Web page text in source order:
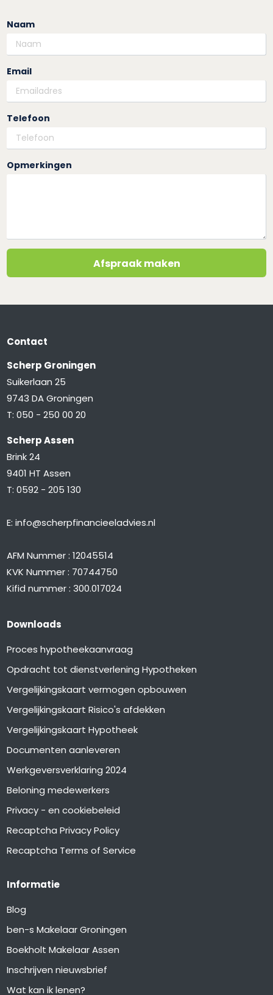
Naam
Email
Telefoon
Opmerkingen
Afspraak maken
Contact
Scherp Groningen
Suikerlaan 25
9743 DA Groningen
T:050 - 250 00 20
Scherp Assen
Brink 24
9401 HT Assen
T:0592 - 205 130
E:info@scherpfinancieeladvies.nl
AFM Nummer : 12045514
KVK Nummer : 70744750
Kifid nummer : 300.017024
Downloads
Proces hypotheekaanvraag
Opdracht tot dienstverlening Hypotheken
Vergelijkingskaart vermogen opbouwen
Vergelijkingskaart Risico's afdekken
Vergelijkingskaart Hypotheek
Documenten aanleveren
Werkgeversverklaring 2024
Beloning medewerkers
Privacy - en cookiebeleid
Recaptcha Privacy Policy
Recaptcha Terms of Service
Informatie
Blog
ben-s Makelaar Groningen
Boekholt Makelaar Assen
Inschrijven nieuwsbrief
Wat kan ik lenen?